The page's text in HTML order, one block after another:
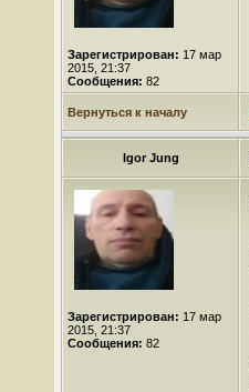
Зарегистрирован: 17 мар
2015, 21:37
Сообщения: 82
Вернуться к началу
Igor Jung
Зарегистрирован: 17 мар
2015, 21:37
Сообщения: 82